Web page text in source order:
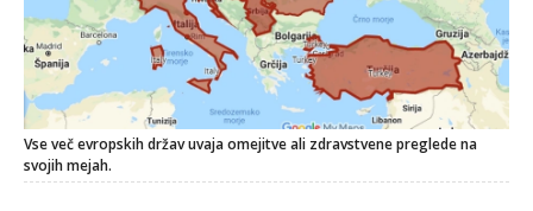
Vse več evropskih držav uvaja omejitve ali zdravstvene preglede na
svojih mejah.